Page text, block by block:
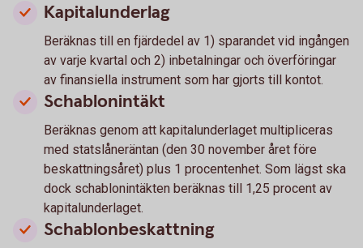
Kapitalunderlag
Beräknas till en fjärdedel av 1) sparandet vid ingången
av varje kvartal och 2) inbetalningar och överföringar
av finansiella instrument som har gjorts till kontot.
Schablonintäkt
Beräknas genom att kapitalunderlaget multipliceras
med statslåneräntan (den 30 november året före
beskattningsåret) plus 1 procentenhet. Som lägst ska
dock schablonintäkten beräknas till 1,25 procent av
kapitalunderlaget.
Schablonbeskattning